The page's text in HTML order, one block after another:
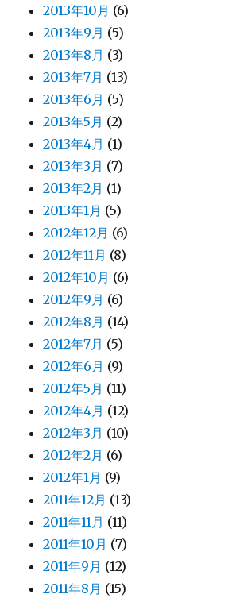
2013年10月 (6)
2013年9月 (5)
2013年8月 (3)
2013年7月 (13)
2013年6月 (5)
2013年5月 (2)
2013年4月 (1)
2013年3月 (7)
2013年2月 (1)
2013年1月 (5)
2012年12月 (6)
2012年11月 (8)
2012年10月 (6)
2012年9月 (6)
2012年8月 (14)
2012年7月 (5)
2012年6月 (9)
2012年5月 (11)
2012年4月 (12)
2012年3月 (10)
2012年2月 (6)
2012年1月 (9)
2011年12月 (13)
2011年11月 (11)
2011年10月 (7)
2011年9月 (12)
2011年8月 (15)